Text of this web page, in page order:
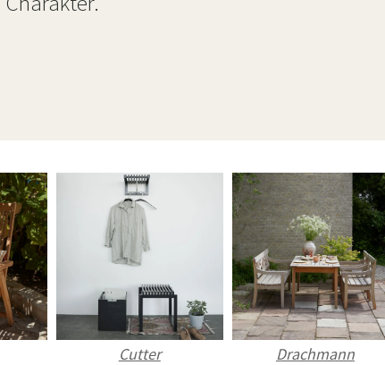
Cutter Drachmann